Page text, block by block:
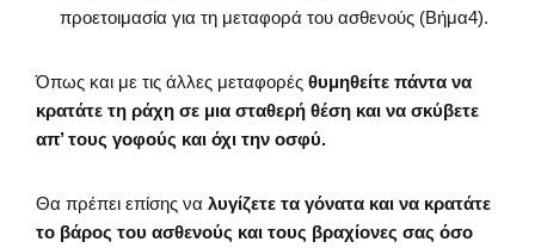
προετοιμασία για τη μεταφορά του ασθενούς (Βήμα4).
Όπως και με τις άλλες μεταφορές θυμηθείτε πάντα να
κρατάτε τη ράχη σε μια σταθερή θέση και να σκύβετε
απ’ τους γοφούς και όχι την οσφύ.
Θα πρέπει επίσης να λυγίζετε τα γόνατα και να κρατάτε
το βάρος του ασθενούς και τους βραχίονες σας όσο